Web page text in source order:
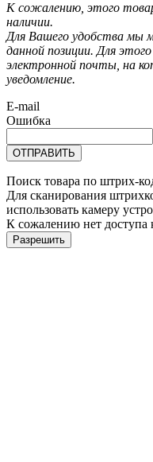
К сожалению, этого
наличии.
Для Вашего удобства мы
данной позиции. Для
электронной почты, на
уведомление.
E-mail
Ошибка
ОТПРАВИТЬ
Поиск товара по штрих-
Для сканирования
использовать камеру
К сожалению нет доступа
Разрешить